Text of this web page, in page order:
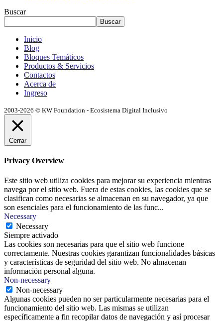
Buscar
Buscar
Inicio
Blog
Bloques Temáticos
Productos & Servicios
Contactos
Acerca de
Ingreso
2003-2026 © KW Foundation - Ecosistema Digital Inclusivo
Cerrar
Privacy Overview
Este sitio web utiliza cookies para mejorar su experiencia mientras
navega por el sitio web. Fuera de estas cookies, las cookies que se
clasifican como necesarias se almacenan en su navegador, ya que
son esenciales para el funcionamiento de las func...
Necessary
Necessary
Siempre activado
Las cookies son necesarias para que el sitio web funcione
correctamente. Nuestras cookies garantizan funcionalidades básicas
y características de seguridad del sitio web. No almacenan
información personal alguna.
Non-necessary
Non-necessary
Algunas cookies pueden no ser particularmente necesarias para el
funcionamiento del sitio web. Las mismas se utilizan
específicamente a fin recopilar datos de navegación y así procesar